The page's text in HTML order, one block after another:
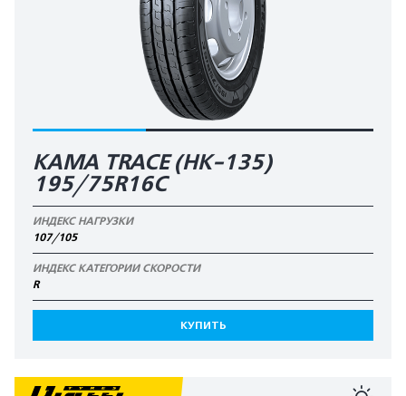
KAMA TRACE (HK-135)
195/75R16C
ИНДЕКС НАГРУЗКИ
107/105
ИНДЕКС КАТЕГОРИИ СКОРОСТИ
R
КУПИТЬ